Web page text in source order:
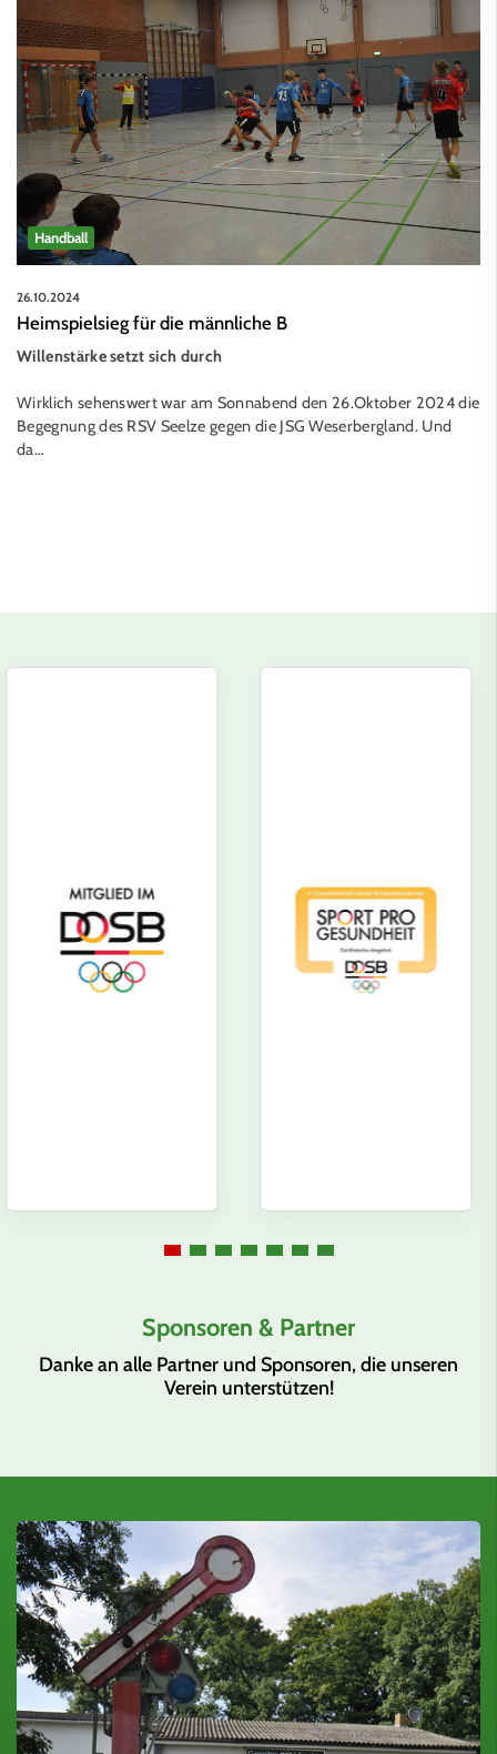
Handball
26.10.2024
Heimspielsieg für die männliche B
Willenstärke setzt sich durch
Wirklich sehenswert war am Sonnabend den 26.Oktober 2024 die
Begegnung des RSV Seelze gegen die JSG Weserbergland. Und
da…
Sponsoren & Partner
Danke an alle Partner und Sponsoren, die unseren
Verein unterstützen!